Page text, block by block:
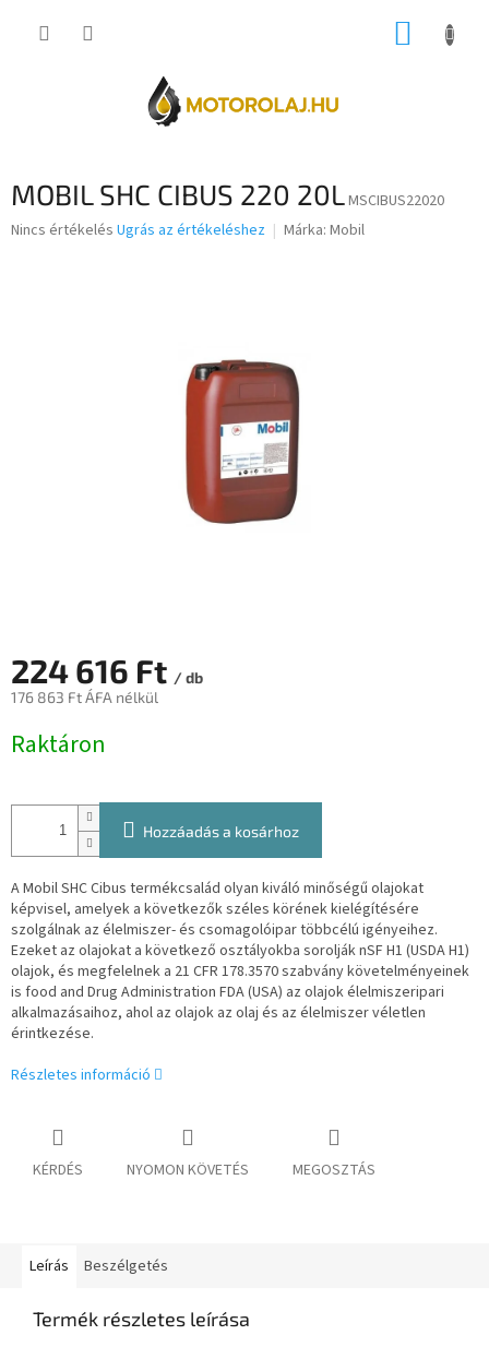
KOSÁR
MOBIL SHC CIBUS 220 20LMSCIBUS22020
A
Nincs értékelés Ugrás az értékeléshez Márka: Mobil
224 616 Ft / db
176 863 Ft ÁFA nélkül
Raktáron
Hozzáadás a kosárhoz
A Mobil SHC Cibus termékcsalád olyan kiváló minőségű olajokat
képvisel, amelyek a következők széles körének kielégítésére
szolgálnak az élelmiszer- és csomagolóipar többcélú igényeihez.
Ezeket az olajokat a következő osztályokba soroljáknSF H1 (USDA H1)
olajok, és megfelelnek a 21 CFR 178.3570 szabvány követelményeinek
is food and Drug Administration FDA (USA) az olajok élelmiszeripari
alkalmazásaihoz, ahol az olajok az olaj és az élelmiszer véletlen
érintkezése.
Részletes információ
KÉRDÉS NYOMON KÖVETÉS MEGOSZTÁS
Leírás Beszélgetés
Termék részletes leírása